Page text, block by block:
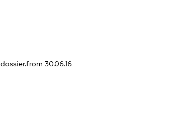
dossier.from 30.06.16